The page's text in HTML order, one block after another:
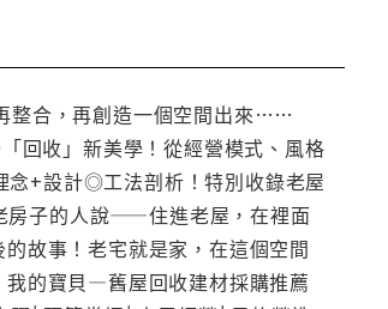
合，再創造一個空間出來……
回收」新美學！從經營模式、風格
念+設計◎工法剖析！特別收錄老屋
房子的人說——住進老屋，在裡面
故事！老宅就是家，在這個空間
的寶貝—舊屋回收建材採購推薦